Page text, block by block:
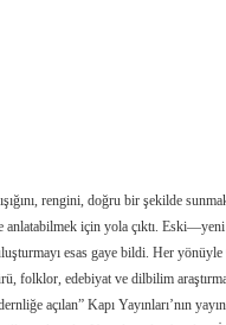
rengini, doğru bir şekilde
için yola çıktı. Eski—yeni
esas gaye bildi. Her yönüyle
folklor, edebiyat ve dilbilim
açılan” Kapı Yayınları’nın yayın